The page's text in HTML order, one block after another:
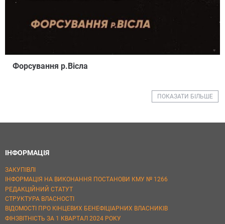
Форсування р.Вісла
ПОКАЗАТИ БІЛЬШЕ
ІНФОРМАЦІЯ
ЗАКУПІВЛІ
ІНФОРМАЦІЯ НА ВИКОНАННЯ ПОСТАНОВИ КМУ № 1266
РЕДАКЦІЙНИЙ СТАТУТ
СТРУКТУРА ВЛАСНОСТІ
ВІДОМОСТІ ПРО КІНЦЕВИХ БЕНЕФІЦІАРНИХ ВЛАСНИКІВ
ФІНЗВІТНІСТЬ ЗА 1 КВАРТАЛ 2024 РОКУ